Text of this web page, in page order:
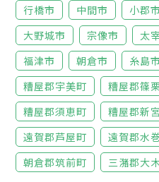
行橋市
中間市 小郡市
大野城市
宗像市 太
福津市
朝倉市 糸島市
糟屋郡宇美町
糟屋郡篠
糟屋郡須恵町
糟屋郡新
遠賀郡芦屋町
遠賀郡水
朝倉郡筑前町
三潴郡大